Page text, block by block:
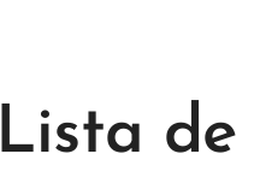
Lista de